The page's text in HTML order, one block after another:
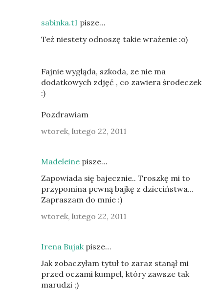
sabinka.t1 pisze…
Też niestety odnoszę takie wrażenie :o)
Fajnie wygląda, szkoda, ze nie ma
dodatkowych zdjęć , co zawiera środeczek
:)
Pozdrawiam
wtorek, lutego 22, 2011
Madeleine pisze…
Zapowiada się bajecznie.. Troszkę mi to
przypomina pewną bajkę z dzieciństwa...
Zapraszam do mnie :)
wtorek, lutego 22, 2011
Irena Bujakpisze…
Jak zobaczyłam tytuł to zaraz stanął mi
przed oczami kumpel, który zawsze tak
marudzi ;)